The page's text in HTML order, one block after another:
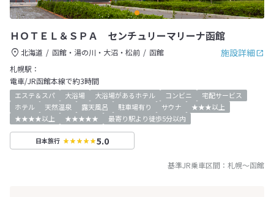
ＨＯＴＥＬ＆ＳＰＡ センチュリーマリーナ函館
施設詳細
北海道 函館・湯の川・大沼・松前
函館
札幌駅：
電車/JR函館本線で約3時間
エステ＆スパ 大浴場 大浴場があるホテル コンビニ
宅配サービス
ホテル
天然温泉 露天風呂 駐車場有り サウナ
★★★以上
★★★★以上
★★★★★ 最寄り駅より徒歩5分以内
日本旅行 5.0
基準JR乗車区間： 札幌～函館